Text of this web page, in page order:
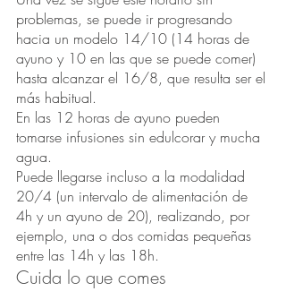
problemas, se puede ir progresando
hacia un modelo 14/10 (14 horas de
ayuno y 10 en las que se puede comer)
hasta alcanzar el 16/8, que resulta ser el
más habitual.
En las 12 horas de ayuno pueden
tomarse infusiones sin edulcorar y mucha
agua.
Puede llegarse incluso a la modalidad
20/4 (un intervalo de alimentación de
4h y un ayuno de 20), realizando, por
ejemplo, una o dos comidas pequeñas
entre las 14h y las 18h.
Cuida lo que comes